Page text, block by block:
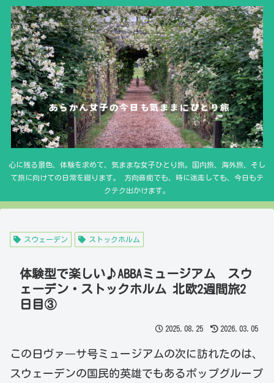
心に残る景色、体験を求めて、気ままな女子ひとり旅。国内旅、海外旅、そし
て旅に向けての日常を綴ります。 方向音痴でも、時に迷走しても、今日もテ
クテク出かけます。
スウェーデン ストックホルム
体験型で楽しい♪ABBAミュージアム スウ
ェーデン・ストックホルム 北欧2週間旅2
日目③
2025.08.25 2026.03.05
この日ヴァ―サ号ミュージアムの次に訪れたのは、
スウェーデンの国民的英雄でもあるポップグループ